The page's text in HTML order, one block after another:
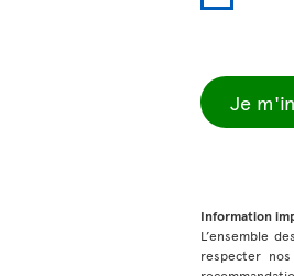
Je
Information
L’ensemble
respecter